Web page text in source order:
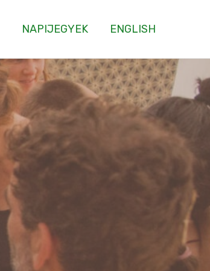
NAPIJEGYEK ENGLISH